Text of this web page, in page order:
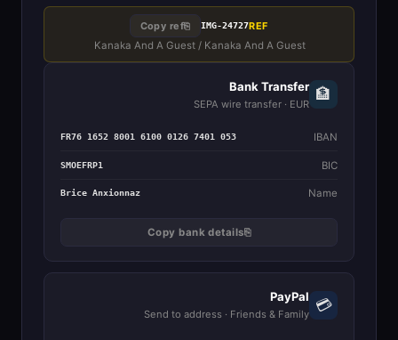
REF
IMG-24727
⎘
Copy ref
Kanaka And A Guest / Kanaka And A Guest
🏦
Bank Transfer
SEPA wire transfer · EUR
IBAN
FR76 1652 8001 6100 0126 7401 053
BIC
SMOEFRP1
Name
Brice Anxionnaz
⎘
Copy bank details
💳
PayPal
Send to address · Friends & Family